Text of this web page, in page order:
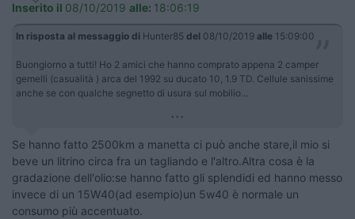
Inserito il 08/10/2019 alle: 18:06:19
In risposta al messaggio di Hunter85 del 08/10/2019 alle 15:09:00
Buongiorno a tutti! Ho 2 amici che hanno comprato appena 2 camper
gemelli (casualità ​​​​​​) arca del 1992 su ducato 10, 1.9 TD. Cellule sanissime
anche se con qualche segnetto di usura sul mobilio...
...
Se hanno fatto 2500km a manetta ci può anche stare,il mio si
beve un litrino circa fra un tagliando e l'altro.Altra cosa è la
gradazione dell'olio:se hanno fatto gli splendidi ed hanno messo
invece di un 15W40(ad esempio)un 5w40 è normale un
consumo più accentuato.